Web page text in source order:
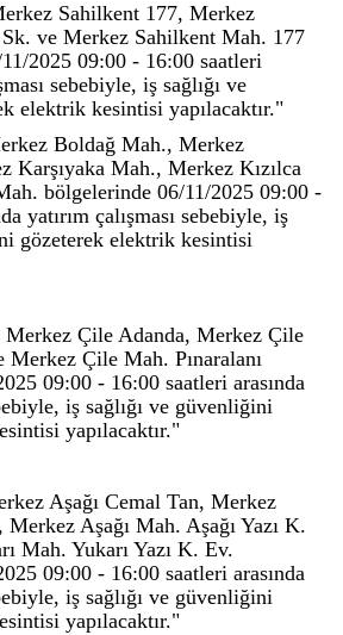
Sahilkent 177, Merkez
ve Merkez Sahilkent Mah. 177
2025 09:00 - 16:00 saatleri
sebebiyle, iş sağlığı ve
elektrik kesintisi yapılacaktır."
Boldağ Mah., Merkez
Karşıyaka Mah., Merkez Kızılca
bölgelerinde 06/11/2025 09:00 -
yatırım çalışması sebebiyle, iş
gözeterek elektrik kesintisi
Merkez Çile Adanda, Merkez Çile
Çile Mah. Pınaralanı
09:00 - 16:00 saatleri arasında
iş sağlığı ve güvenliğini
yapılacaktır."
Aşağı Cemal Tan, Merkez
Aşağı Mah. Aşağı Yazı K.
Mah. Yukarı Yazı K. Ev.
09:00 - 16:00 saatleri arasında
iş sağlığı ve güvenliğini
yapılacaktır."